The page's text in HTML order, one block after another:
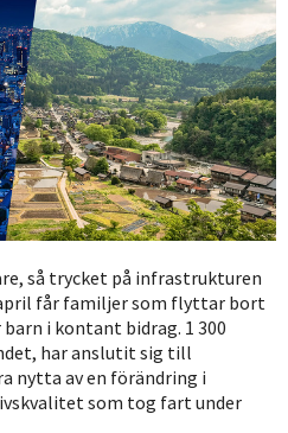
så trycket på infrastrukturen
får familjer som flyttar bort
i kontant bidrag. 1 300
har anslutit sig till
nytta av en förändring i
som tog fart under